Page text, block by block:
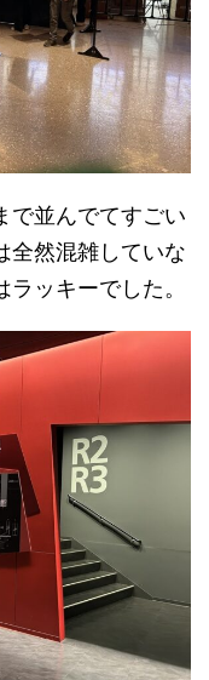
で並んでてすごい
全然混雑していな
ッキーでした。